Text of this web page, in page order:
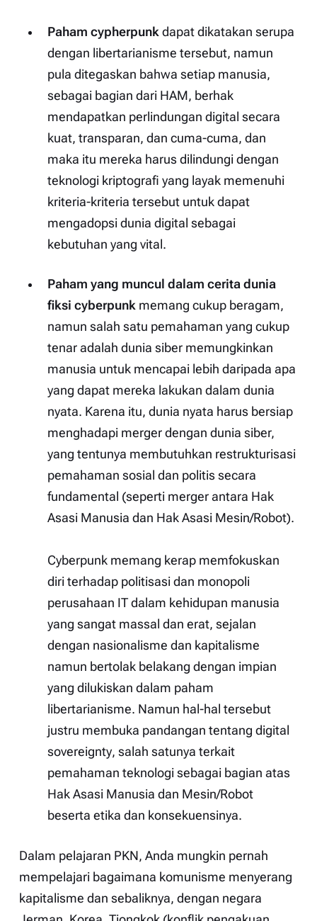
Paham cypherpunkdapat dikatakan serupa
dengan libertarianisme tersebut, namun
pula ditegaskan bahwa setiap manusia,
sebagai bagian dari HAM, berhak
mendapatkan perlindungan digital secara
kuat, transparan, dan cuma-cuma, dan
maka itu mereka harus dilindungi dengan
teknologi kriptografi yang layak memenuhi
kriteria-kriteria tersebut untuk dapat
mengadopsi dunia digital sebagai
kebutuhan yang vital.
Paham yang muncul dalam cerita dunia
fiksi cyberpunkmemang cukup beragam,
namun salah satu pemahaman yang cukup
tenar adalah dunia siber memungkinkan
manusia untuk mencapai lebih daripada apa
yang dapat mereka lakukan dalam dunia
nyata. Karena itu, dunia nyata harus bersiap
menghadapi mergerdengan dunia siber,
yang tentunya membutuhkan restrukturisasi
pemahaman sosial dan politis secara
fundamental (seperti mergerantara Hak
Asasi Manusia dan Hak Asasi Mesin/Robot).
Cyberpunkmemang kerap memfokuskan
diri terhadap politisasi dan monopoli
perusahaan IT dalam kehidupan manusia
yang sangat massal dan erat, sejalan
dengan nasionalisme dan kapitalisme
namun bertolak belakang dengan impian
yang dilukiskan dalam paham
libertarianisme. Namun hal-hal tersebut
justru membuka pandangan tentang digital
sovereignty, salah satunya terkait
pemahaman teknologi sebagai bagian atas
Hak Asasi Manusia dan Mesin/Robot
beserta etika dan konsekuensinya.
Dalam pelajaran PKN, Anda mungkin pernah
mempelajari bagaimana komunisme menyerang
kapitalisme dan sebaliknya, dengan negara